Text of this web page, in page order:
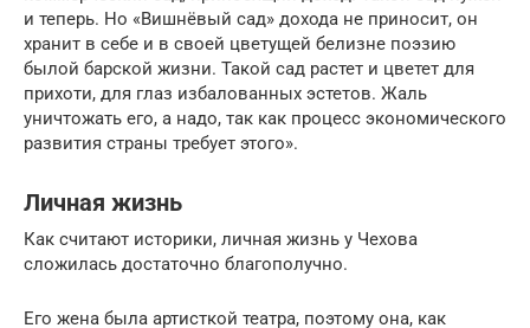
и теперь. Но «Вишнёвый сад» дохода не приносит, он
хранит в себе и в своей цветущей белизне поэзию
былой барской жизни. Такой сад растет и цветет для
прихоти, для глаз избалованных эстетов. Жаль
уничтожать его, а надо, так как процесс экономического
развития страны требует этого».
Личная жизнь
Как считают историки, личная жизнь у Чехова
сложилась достаточно благополучно.
Его жена была артисткой театра, поэтому она, как